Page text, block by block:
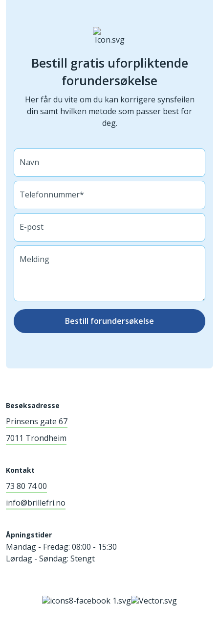
Bestill gratis uforpliktende
forundersøkelse
Her får du vite om du kan korrigere synsfeilen
din samt hvilken metode som passer best for
deg.
Navn
Telefonnummer*
E-post
Melding
Bestill forundersøkelse
Besøksadresse
Prinsens gate 67
7011 Trondheim
Kontakt
73 80 74 00
info@brillefri.no
Åpningstider
Mandag - Fredag: 08:00 - 15:30
Lørdag - Søndag: Stengt